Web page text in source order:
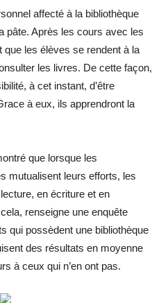
affecté à la bibliothèque
pâte. Après les cours avec les
les élèves se rendent à la
les livres. De cette façon,
à cet instant, d’être
à eux, ils apprendront la
que lorsque les
mutualisent leurs efforts, les
en écriture et en
renseigne une enquête
qui possèdent une bibliothèque
des résultats en moyenne
à ceux qui n’en ont pas.